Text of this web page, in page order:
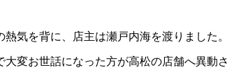
熱気を背に、店主は瀬戸内海を渡りました
大変お世話になった方が高松の店舗へ異動